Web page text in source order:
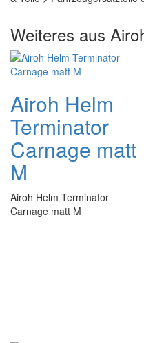
Weiteres aus
Airoh Helm
Terminator
Carnage matt
M
Airoh Helm Terminator
Carnage matt M